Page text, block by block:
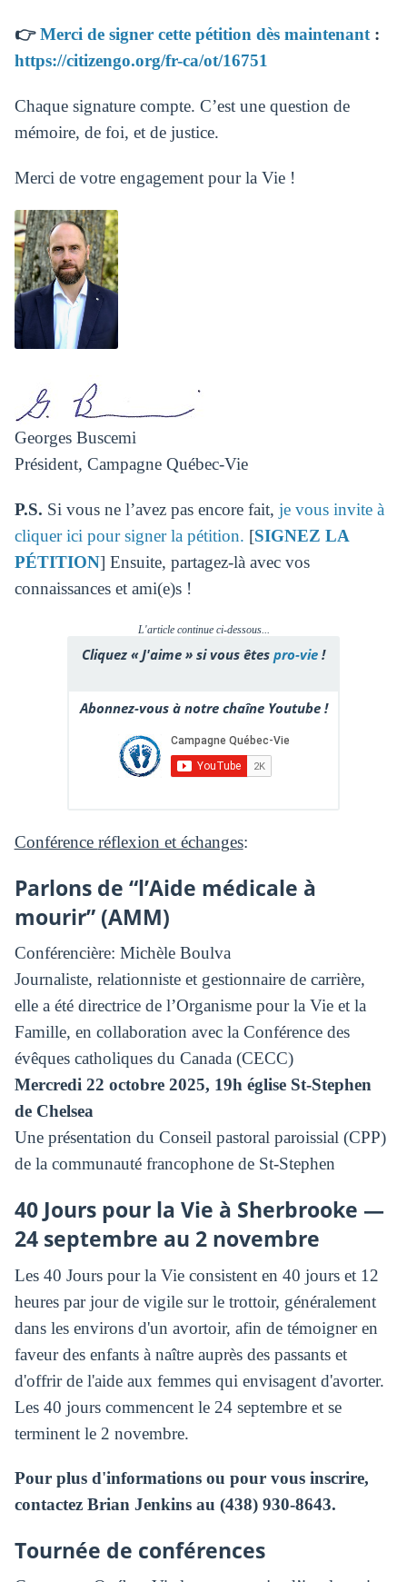
👉Merci de signer cette pétition dès maintenant:
https://citizengo.org/fr-ca/ot/16751
Chaque signature compte. C’est une question de
mémoire, de foi, et de justice.
Merci de votre engagement pour la Vie !
Georges Buscemi
Président, Campagne Québec-Vie
P.S. Si vous ne l’avez pas encore fait, je vous invite à
cliquer ici pour signer la pétition. [SIGNEZ LA
PÉTITION] Ensuite, partagez-là avec vos
connaissances et ami(e)s !
L'article continue ci-dessous...
Cliquez « J'aime » si vous êtes pro-vie !
Abonnez-vous à notre chaîne Youtube !
Conférence réflexion et échanges:
Parlons de “l’Aide médicale à
mourir” (AMM)
Conférencière: Michèle Boulva
Journaliste, relationniste et gestionnaire de carrière,
elle a été directrice de l’Organisme pour la Vie et la
Famille, en collaboration avec la Conférence des
évêques catholiques du Canada (CECC)
Mercredi 22 octobre 2025, 19h église St-Stephen
de Chelsea
Une présentation du Conseil pastoral paroissial (CPP)
de la communauté francophone de St-Stephen
40 Jours pour la Vie à Sherbrooke —
24 septembre au 2 novembre
Les 40 Jours pour la Vie consistent en 40 jours et 12
heures par jour de vigile sur le trottoir, généralement
dans les environs d'un avortoir, afin de témoigner en
faveur des enfants à naître auprès des passants et
d'offrir de l'aide aux femmes qui envisagent d'avorter.
Les 40 jours commencent le 24 septembre et se
terminent le 2 novembre.
Pour plus d'informations ou pour vous inscrire,
contactez Brian Jenkins au (438) 930-8643.
Tournée de conférences